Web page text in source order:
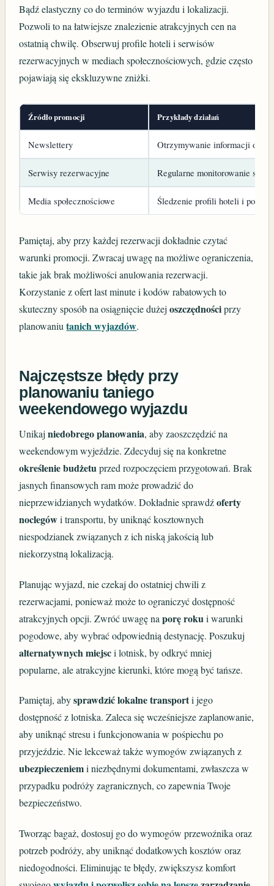
Bądź elastyczny co do terminów wyjazdu i lokalizacji.
Pozwoli to na łatwiejsze znalezienie atrakcyjnych cen na
ostatnią chwilę. Obserwuj profile hoteli i serwisów
rezerwacyjnych w mediach społecznościowych, gdzie często
pojawiają się ekskluzywne zniżki.
Źródło promocji Przykłady działań
Newslettery Otrzymywanie informacji o
Serwisy rezerwacyjne Regularne monitorowanie
Media społecznościowe Śledzenie profili hoteli i portali
Pamiętaj, aby przy każdej rezerwacji dokładnie czytać
warunki promocji. Zwracaj uwagę na możliwe ograniczenia,
takie jak brak możliwości anulowania rezerwacji.
Korzystanie z ofert last minute i kodów rabatowych to
skuteczny sposób na osiągnięcie dużejoszczędnościprzy
planowaniutanich wyjazdów.
Najczęstsze błędy przy
planowaniu taniego
weekendowego wyjazdu
Unikajniedobrego planowania, aby zaoszczędzić na
weekendowym wyjeździe. Zdecyduj się na konkretne
określenie budżetuprzed rozpoczęciem przygotowań. Brak
jasnych finansowych ram może prowadzić do
nieprzewidzianych wydatków. Dokładnie sprawdźoferty
noclegówi transportu, by uniknąć kosztownych
niespodzianek związanych z ich niską jakością lub
niekorzystną lokalizacją.
Planując wyjazd, nie czekaj do ostatniej chwili z
rezerwacjami, ponieważ może to ograniczyć dostępność
atrakcyjnych opcji. Zwróć uwagę naporę rokui warunki
pogodowe, aby wybrać odpowiednią destynację. Poszukuj
alternatywnych miejsci lotnisk, by odkryć mniej
popularne, ale atrakcyjne kierunki, które mogą być tańsze.
Pamiętaj, abysprawdzić lokalne transporti jego
dostępność z lotniska. Zaleca się wcześniejsze zaplanowanie,
aby uniknąć stresu i funkcjonowania w pośpiechu po
przyjeździe. Nie lekceważ także wymogów związanych z
ubezpieczeniemi niezbędnymi dokumentami, zwłaszcza w
przypadku podróży zagranicznych, co zapewnia Twoje
bezpieczeństwo.
Tworząc bagaż, dostosuj go do wymogów przewoźnika oraz
potrzeb podróży, aby uniknąć dodatkowych kosztów oraz
niedogodności. Eliminując te błędy, zwiększysz komfort